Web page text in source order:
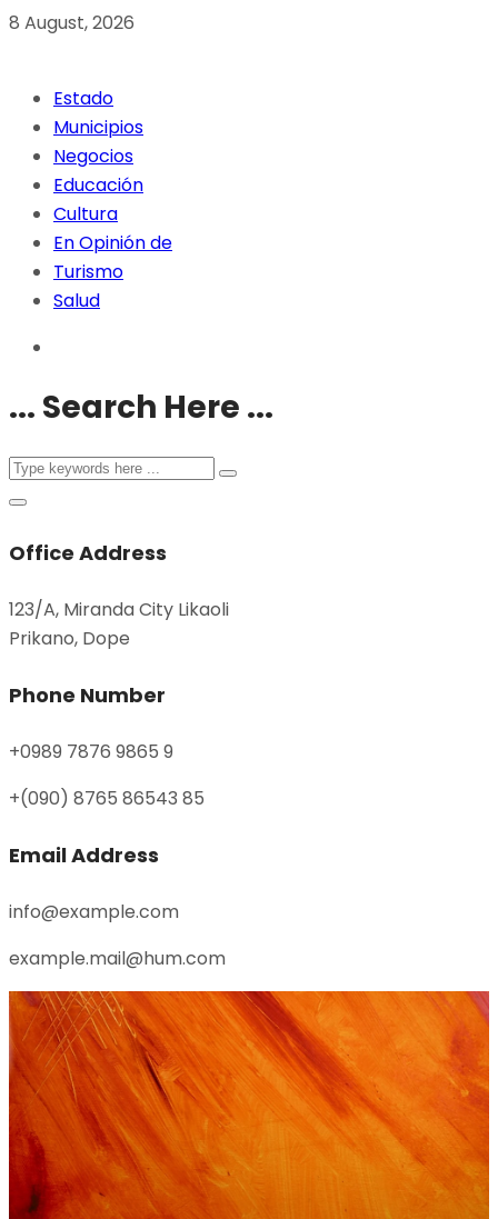
8 August, 2026
Estado
Municipios
Negocios
Educación
Cultura
En Opinión de
Turismo
Salud
... Search Here ...
Office Address
123/A, Miranda City Likaoli
Prikano, Dope
Phone Number
+0989 7876 9865 9
+(090) 8765 86543 85
Email Address
info@example.com
example.mail@hum.com